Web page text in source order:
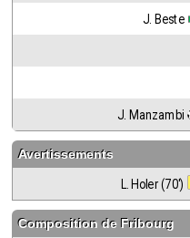
J. Beste
J. Manzambi
Avertissements
L. Holer (70')
Composition de Fribourg